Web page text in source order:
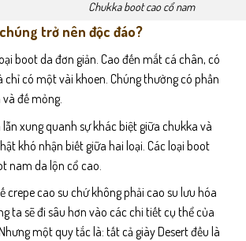
Chukka boot cao cổ nam
trở nên độc đáo?
boot da đơn giản. Cao đến mắt cá chân, có
chỉ có một vài khoen. Chúng thường có phần
đế mỏng.
xung quanh sự khác biệt giữa chukka và
khó nhận biết giữa hai loại. Các loại boot
nam da lộn cổ cao.
crepe cao su chứ không phải cao su lưu hóa
ta sẽ đi sâu hơn vào các chi tiết cụ thể của
một quy tắc là: tất cả giày Desert đều là